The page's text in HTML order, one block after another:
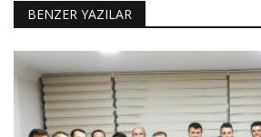
BENZER YAZILAR